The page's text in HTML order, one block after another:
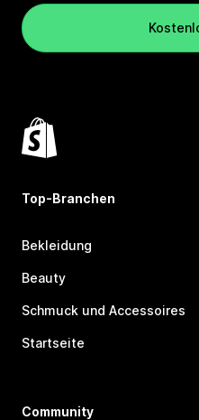
Top-Branchen
Bekleidung
Beauty
Schmuck und Accessoires
Startseite
Community